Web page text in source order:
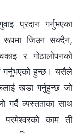
प्रदान गर्नुभएका
रूपमा जिउन सक्दैन,
र गोठालोपनको
गर्नुभएको हुन्छ। यसैले
खडा गर्नुहुन्छ जो
गर्दै व्यस्तताका साथ
काम ती